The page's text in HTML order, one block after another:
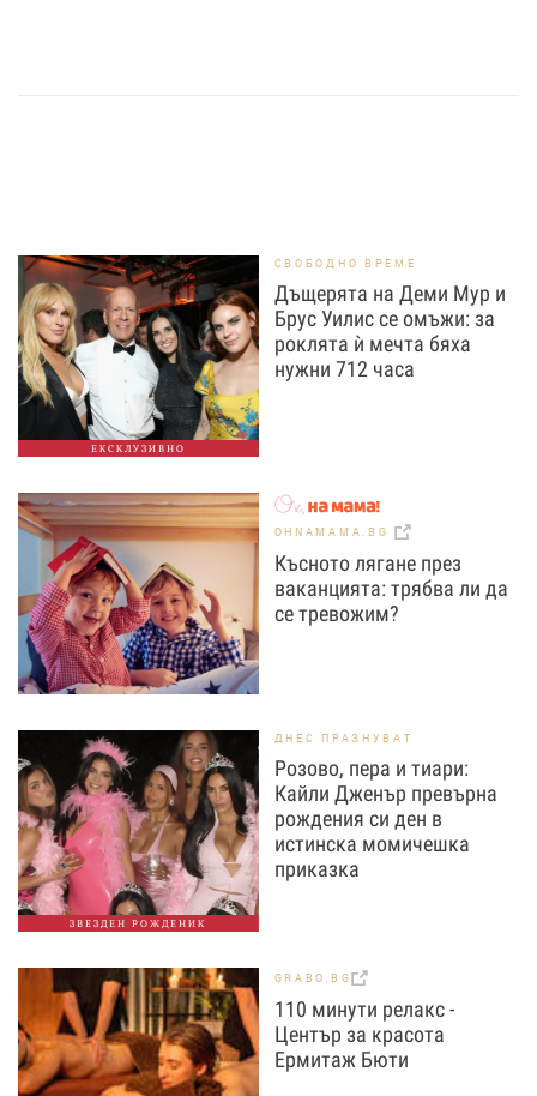
ЕКСКЛУЗИВНО
СВОБОДНО ВРЕМЕ
Дъщерята на Деми Мур и
Брус Уилис се омъжи: за
роклята ѝ мечта бяха
нужни 712 часа
OHNAMAMA.BG
Късното лягане през
ваканцията: трябва ли да
се тревожим?
ЗВЕЗДЕН РОЖДЕНИК
ДНЕС ПРАЗНУВАТ
Розово, пера и тиари:
Кайли Дженър превърна
рождения си ден в
истинска момичешка
приказка
GRABO.BG
110 минути релакс -
Център за красота
Ермитаж Бюти